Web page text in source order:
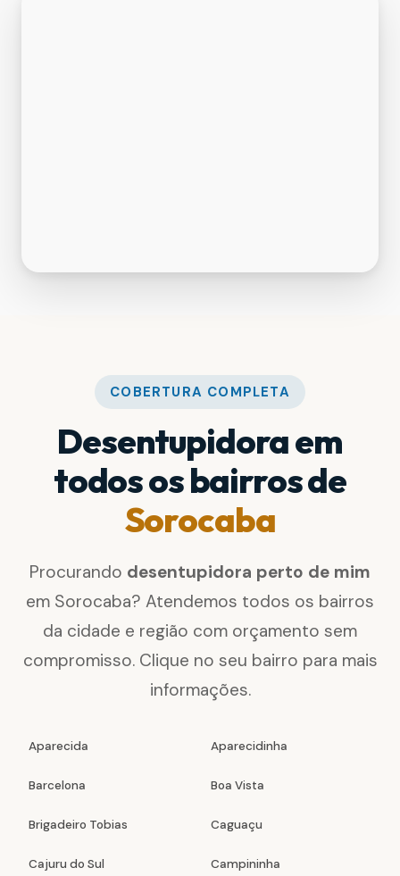
COBERTURA COMPLETA
Desentupidora em
todos os bairros de
Sorocaba
Procurando desentupidora perto de mim
em Sorocaba? Atendemos todos os bairros
da cidade e região com orçamento sem
compromisso. Clique no seu bairro para mais
informações.
Aparecida Aparecidinha
Barcelona Boa Vista
Brigadeiro Tobias Caguaçu
Cajuru do Sul Campininha